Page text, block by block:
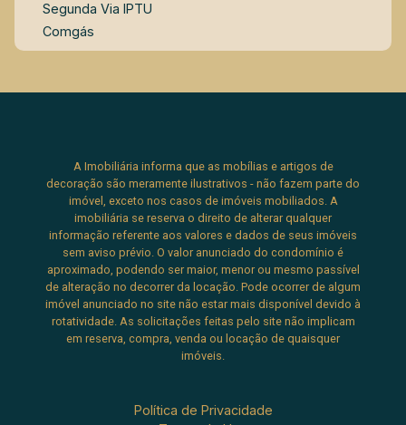
Segunda Via IPTU
Comgás
A Imobiliária informa que as mobílias e artigos de
decoração são meramente ilustrativos - não fazem parte do
imóvel, exceto nos casos de imóveis mobiliados. A
imobiliária se reserva o direito de alterar qualquer
informação referente aos valores e dados de seus imóveis
sem aviso prévio. O valor anunciado do condomínio é
aproximado, podendo ser maior, menor ou mesmo passível
de alteração no decorrer da locação. Pode ocorrer de algum
imóvel anunciado no site não estar mais disponível devido à
rotatividade. As solicitações feitas pelo site não implicam
em reserva, compra, venda ou locação de quaisquer
imóveis.
Política de Privacidade